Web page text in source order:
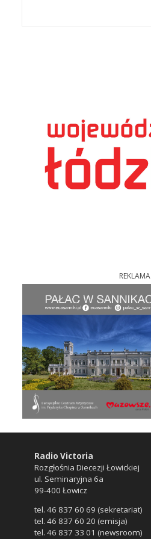
REKLAMA
Radio Victoria
Rozgłośnia Diecezji Łowickiej
ul. Seminaryjna 6a
99-400 Łowicz
tel. 46 837 60 69 (sekretariat)
tel. 46 837 60 20 (emisja)
tel. 46 837 33 01 (newsroom)